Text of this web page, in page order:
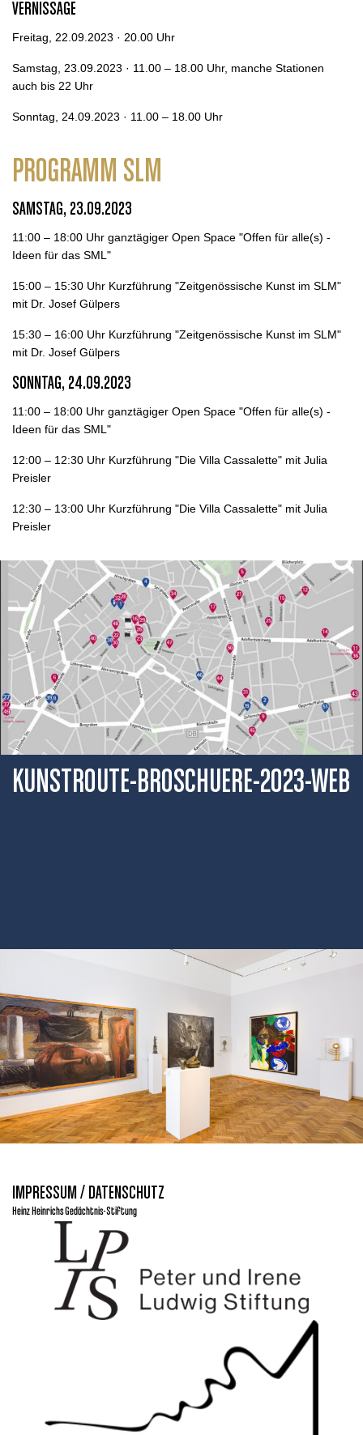
VERNISSAGE
Freitag, 22.09.2023 · 20.00 Uhr
Samstag, 23.09.2023 · 11.00 – 18.00 Uhr, manche Stationen
auch bis 22 Uhr
Sonntag, 24.09.2023 · 11.00 – 18.00 Uhr
PROGRAMM SLM
SAMSTAG, 23.09.2023
11:00 – 18:00 Uhr ganztägiger Open Space "Offen für alle(s) -
Ideen für das SML"
15:00 – 15:30 Uhr Kurzführung "Zeitgenössische Kunst im SLM"
mit Dr. Josef Gülpers
15:30 – 16:00 Uhr Kurzführung "Zeitgenössische Kunst im SLM"
mit Dr. Josef Gülpers
SONNTAG, 24.09.2023
11:00 – 18:00 Uhr ganztägiger Open Space "Offen für alle(s) -
Ideen für das SML"
12:00 – 12:30 Uhr Kurzführung "Die Villa Cassalette" mit Julia
Preisler
12:30 – 13:00 Uhr Kurzführung "Die Villa Cassalette" mit Julia
Preisler
KUNSTROUTE-BROSCHUERE-2023-WEB
IMPRESSUM / DATENSCHUTZ
Heinz Heinrichs Gedächtnis-Stiftung